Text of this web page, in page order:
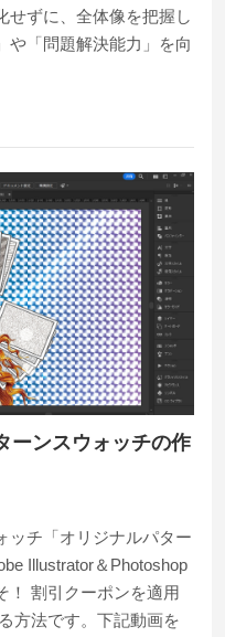
せずに、全体像を把握し
や「問題解決能力」を向
ーンスウォッチの作
ッチ「オリジナルパター
Illustrator＆Photoshop
！ 割引クーポンを適用
方法です。下記動画を